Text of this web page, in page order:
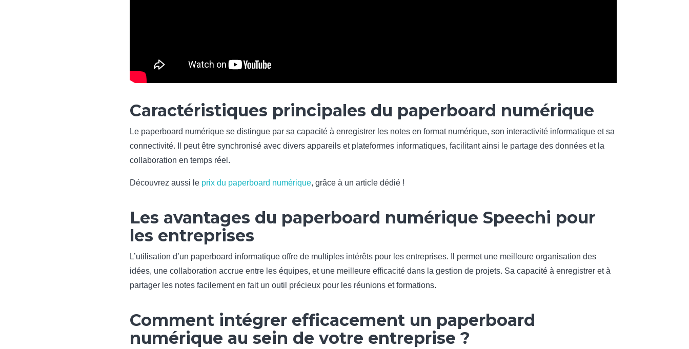
Caractéristiques principales du paperboard numérique
Le paperboard numérique se distingue par sa capacité à enregistrer les notes en format numérique, son interactivité informatique et sa
connectivité. Il peut être synchronisé avec divers appareils et plateformes informatiques, facilitant ainsi le partage des données et la
collaboration en temps réel.
Découvrez aussi le prix du paperboard numérique, grâce à un article dédié !
Les avantages du paperboard numérique Speechi pour
les entreprises
L’utilisation d’un paperboard informatique offre de multiples intérêts pour les entreprises. Il permet une meilleure organisation des
idées, une collaboration accrue entre les équipes, et une meilleure efficacité dans la gestion de projets. Sa capacité à enregistrer et à
partager les notes facilement en fait un outil précieux pour les réunions et formations.
Comment intégrer efficacement un paperboard
numérique au sein de votre entreprise ?